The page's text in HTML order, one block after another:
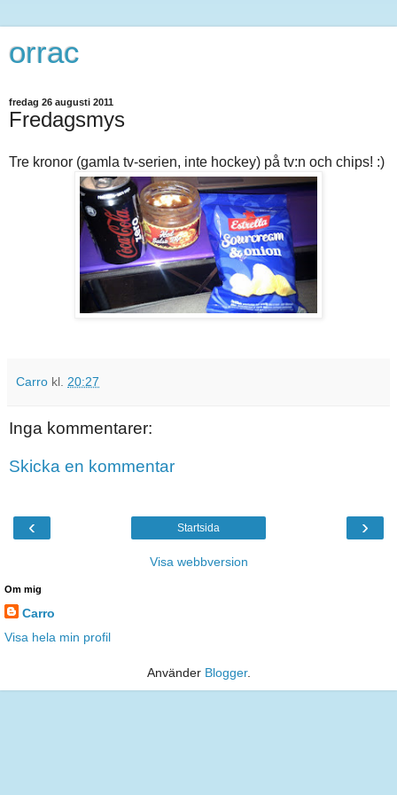
orrac
fredag 26 augusti 2011
Fredagsmys
Tre kronor (gamla tv-serien, inte hockey) på tv:n och chips! :)
Carro kl. 20:27
Inga kommentarer:
Skicka en kommentar
‹ ›
Startsida
Visa webbversion
Om mig
Carro
Visa hela min profil
Använder Blogger.